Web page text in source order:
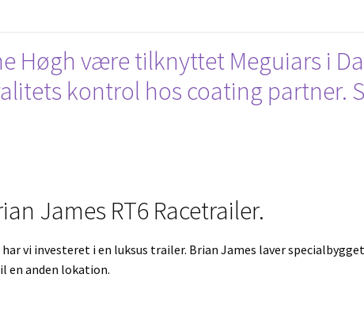
Høgh være tilknyttet Meguiars i
kontrol hos coating partner.
James RT6 Racetrailer.
vi investeret i en luksus trailer. Brian James laver
en anden lokation.